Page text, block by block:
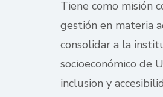
Tiene como misión
gestión en materia
consolidar a la
socioeconómico de
inclusion y